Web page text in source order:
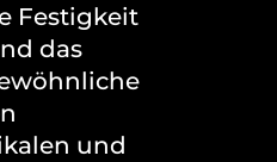
Festigkeit
das
und